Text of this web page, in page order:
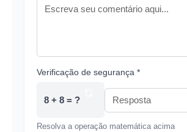
Verificação de segurança *
8 + 8 = ?
Resolva a operação matemática acima